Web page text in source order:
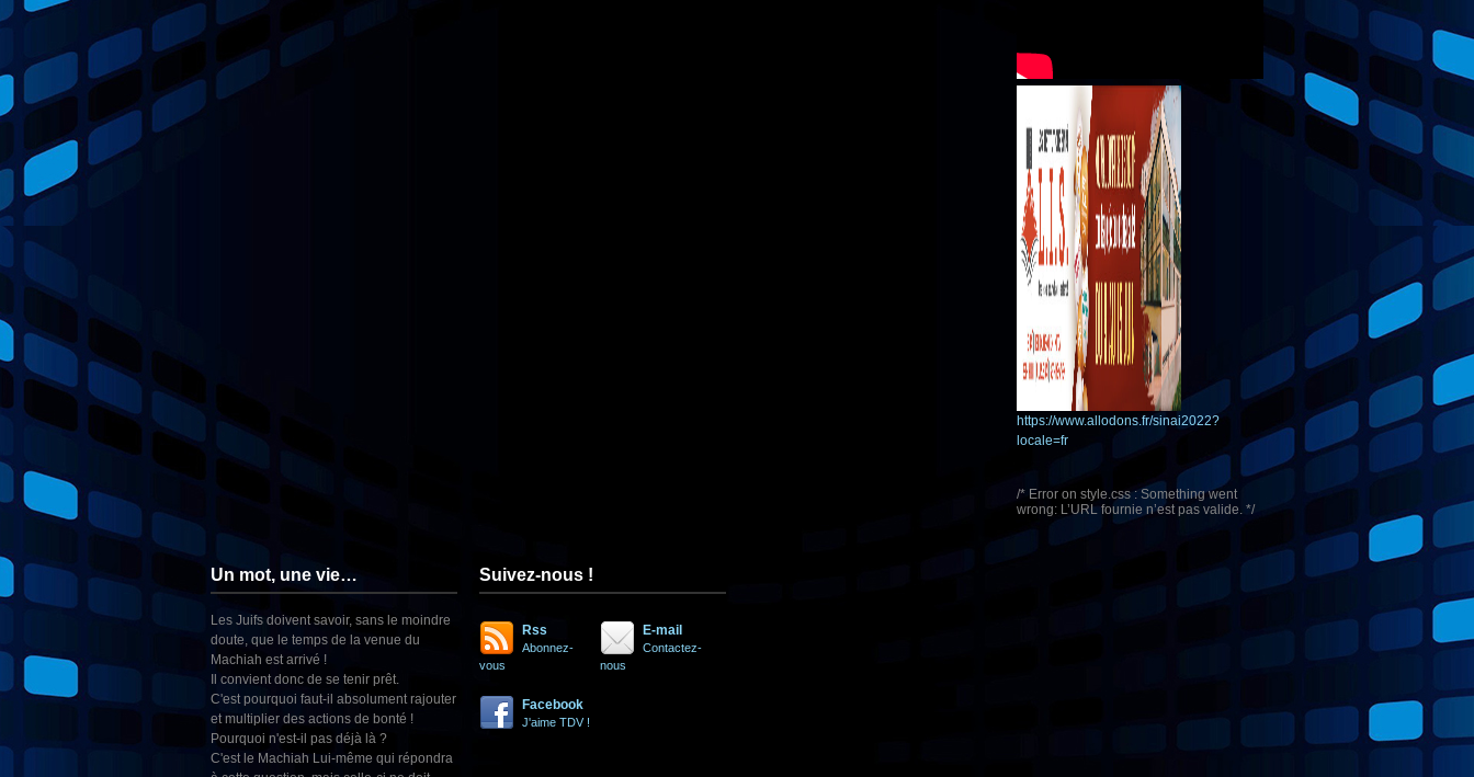
https://www.allodons.fr/sinai2022?
locale=fr
/* Error on style.css : Something went
wrong: L’URL fournie n’est pas valide. */
Un mot, une vie…
Les Juifs doivent savoir, sans le moindre
doute, que le temps de la venue du
Machiah est arrivé !
Il convient donc de se tenir prêt.
C'est pourquoi faut-il absolument rajouter
et multiplier des actions de bonté !
Pourquoi n'est-il pas déjà là ?
C'est le Machiah Lui-même qui répondra
Suivez-nous !
Rss
Abonnez-
vous
E-mail
Contactez-
nous
Facebook
J'aime TDV !